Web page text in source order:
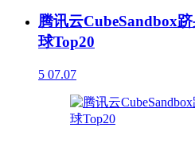
腾讯云CubeSandbox
球Top20
5 07.07